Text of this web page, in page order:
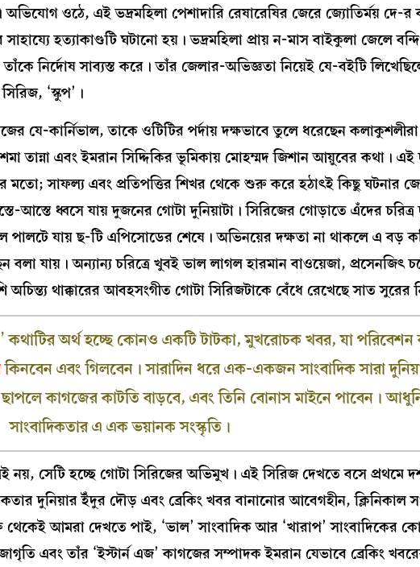
ওঠে, এই ভদ্রমহিলা পেশাদারি রেষারেষির জেরে জ্যোতির্ময় দে-র
হত্যাকাণ্ডটি ঘটানো হয়। ভদ্রমহিলা প্রায় ন-মাস বাইকুলা জেলে
নির্দোষ সাব্যস্ত করে। তাঁর জেলার-অভিজ্ঞতা নিয়েই যে-বইটি
‘স্কুপ’।
যে-কার্নিভাল, তাকে ওটিটির পর্দায় দক্ষভাবে তুলে ধরেছেন
তান্না এবং ইমরান সিদ্দিকির ভূমিকায় মোহম্মদ জিশান আয়ুবের কথা। এই
মতো; সাফল্য এবং প্রতিপত্তির শিখর থেকে শুরু করে হঠাৎই কিছু ঘটনার
আস্তে ধ্বসে যায় দুজনের গোটা দুনিয়াটা। সিরিজের গোড়াতে এঁদের চরিত্র
যায় ছ-টি এপিসোডের শেষে। অভিনয়ের দক্ষতা না থাকলে এ বড়
বলা যায়। অন্যান্য চরিত্রে খুবই ভাল লাগল হারমান বাওয়েজা, প্রসেনজিৎ
অচিন্ত্য থাক্কারের আবহসংগীত গোটা সিরিজটাকে বেঁধে রেখেছে সাত সুরের
কথাটির অর্থ হচ্ছে কোনও একটি টাটকা, মুখরোচক খবর, যা
কিনবেন এবং গিলবেন। সারাদিন ধরে এক-একজন সাংবাদিক সারা
কাগজের কাটতি বাড়বে, এবং তিনি বোনাস মাইনে পাবেন।
সাংবাদিকতার এ এক ভয়ানক সংস্কৃতি।
নয়, সেটি হচ্ছে গোটা সিরিজের অভিমুখ। এই সিরিজ দেখতে বসে প্রথমে
দুনিয়ার ইঁদুর দৌড় এবং ব্রেকিং খবর বানানোর আবেগহীন, ক্লিনিকাল
আমরা দেখতে পাই, ‘ভাল’ সাংবাদিক আর ‘খারাপ’ সাংবাদিকের
এবং তাঁর ‘ইস্টার্ন এজ’ কাগজের সম্পাদক ইমরান যেভাবে ব্রেকিং